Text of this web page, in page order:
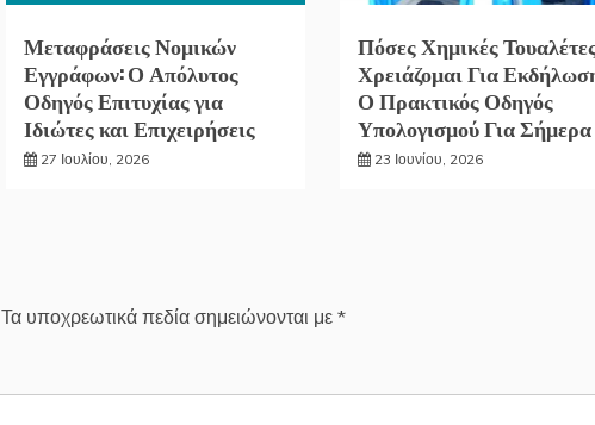
Μεταφράσεις Νομικών
Εγγράφων: Ο Απόλυτος
Οδηγός Επιτυχίας για
Ιδιώτες και Επιχειρήσεις
27 Ιουλίου, 2026
Πόσες Χημικές
Χρειάζομαι Για
Ο Πρακτικός Οδηγός
Υπολογισμού Για Σήμερα
23 Ιουνίου, 2026
Τα υποχρεωτικά πεδία σημειώνονται με *